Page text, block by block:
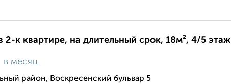
2-к квартире, на длительный срок, 18м², 4/5 этаж
в месяц
район, Воскресенский бульвар 5